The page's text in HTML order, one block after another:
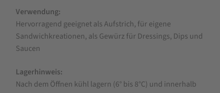
Meerrettich,
Apfel,
135g
Verwendung:
Hervorragend geeignet als Aufstrich, für eigene
Sandwichkreationen, als Gewürz für Dressings, Dips und
Saucen
Lagerhinweis:
Nach dem Öffnen kühl lagern (6° bis 8°C) und innerhalb